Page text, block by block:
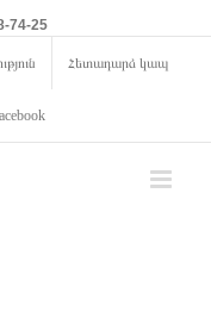
74-25
Հետադարձ կապ